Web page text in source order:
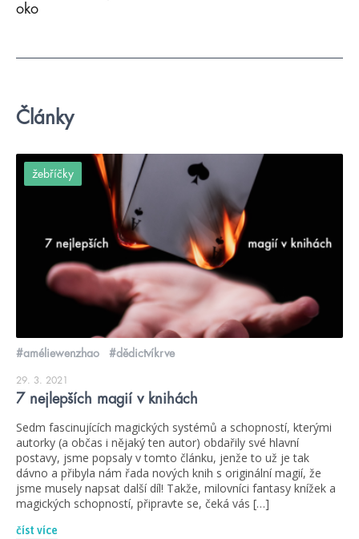
oko
Články
žebříčky
#améliewenzhao #dědictvíkrve
29. 3. 2021
7 nejlepších magií v knihách
Sedm fascinujících magických systémů a schopností, kterými
autorky (a občas i nějaký ten autor) obdařily své hlavní
postavy, jsme popsaly v tomto článku, jenže to už je tak
dávno a přibyla nám řada nových knih s originální magií, že
jsme musely napsat další díl! Takže, milovníci fantasy knížek a
magických schopností, připravte se, čeká vás […]
číst více